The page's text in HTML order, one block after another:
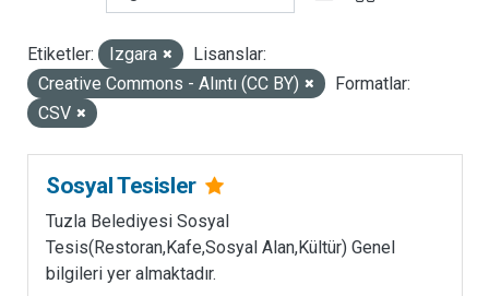
LISANSLAR
Etiketler: Izgara
Lisanslar:
Creative Commons - Alıntı (CC BY)
Formatlar:
CSV
Sosyal Tesisler
Tuzla Belediyesi Sosyal
Tesis(Restoran,Kafe,Sosyal Alan,Kültür) Genel
bilgileri yer almaktadır.